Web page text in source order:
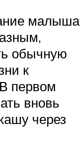
малыша
обычную
к
первом
вновь
через